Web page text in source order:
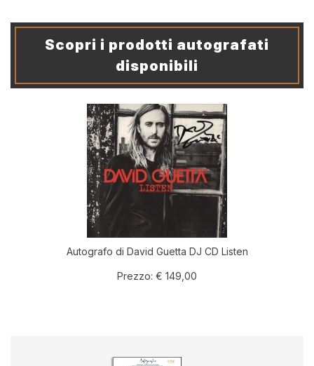
Scopri i prodotti autografati
disponibili
Autografo di David Guetta DJ CD Listen
Prezzo: € 149,00